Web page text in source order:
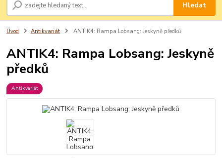
Hledat
Úvod Antikvariát ANTIK4: Rampa Lobsang: Jeskyně předků
ANTIK4: Rampa Lobsang: Jeskyně
předků
Antikvariát